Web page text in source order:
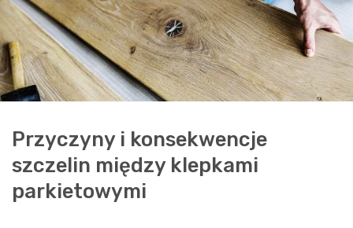
Przyczyny i konsekwencje
szczelin między klepkami
parkietowymi